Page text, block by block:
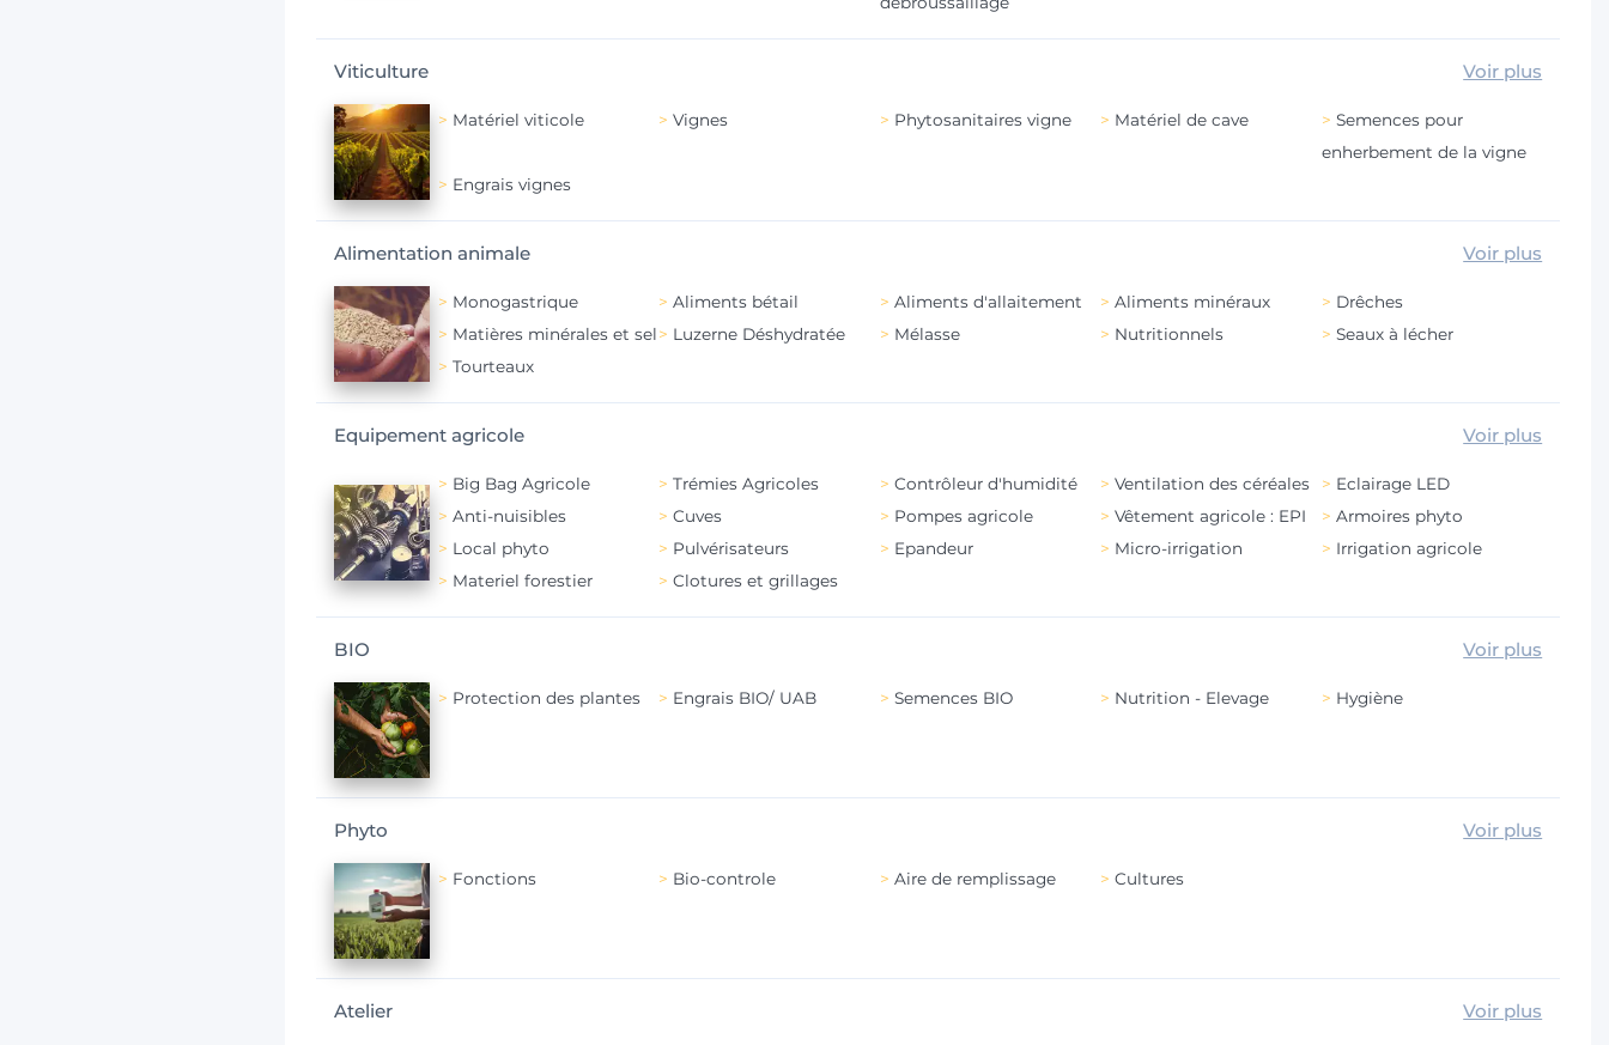
Viticulture Voir plus
Matériel viticole Vignes Phytosanitaires vigne Matériel de cave
Semences pour
enherbement de la vigne
Engrais vignes
Alimentation animale Voir plus
Monogastrique Aliments bétail Aliments d'allaitement Aliments minéraux
Drêches
Matières minérales et sel
Luzerne Déshydratée Mélasse Nutritionnels
Seaux à lécher
Tourteaux
Equipement agricole Voir plus
Big Bag Agricole Trémies Agricoles Contrôleur d'humidité Ventilation des céréales
Eclairage LED
Anti-nuisibles
Cuves Pompes agricole Vêtement agricole : EPI
Armoires phyto
Local phyto
Pulvérisateurs Epandeur Micro-irrigation
Irrigation agricole
Materiel forestier
Clotures et grillages
BIO Voir plus
Protection des plantes Engrais BIO/ UAB Semences BIO Nutrition - Elevage Hygiène
Phyto Voir plus
Fonctions Bio-controle Aire de remplissage Cultures
Atelier Voir plus